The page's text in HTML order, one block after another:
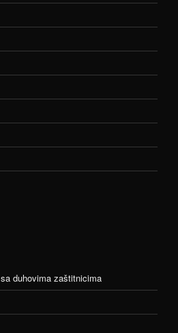
duhovima zaštitnicima